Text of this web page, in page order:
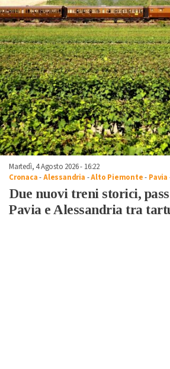
Martedì, 4 Agosto 2026 - 16:22
Cronaca-Alessandria -Alto Piemonte- Pavia
Due nuovi treni storici,
Pavia e Alessandria tra